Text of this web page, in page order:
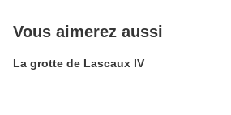
Vous aimerez aussi
La grotte de Lascaux IV